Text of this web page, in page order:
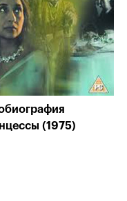
(1975)